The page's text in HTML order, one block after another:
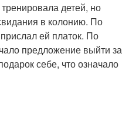
детей, но
в колонию. По
ей платок. По
предложение выйти за
себе, что означало